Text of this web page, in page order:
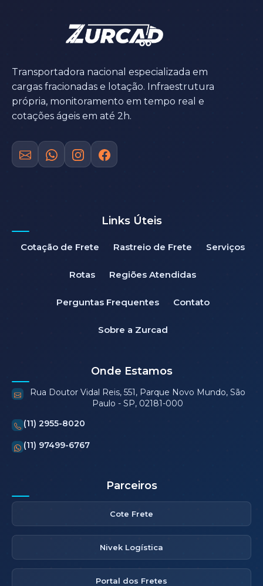
Transportadora nacional especializada em
cargas fracionadas e lotação. Infraestrutura
própria, monitoramento em tempo real e
cotações ágeis em até 2h.
Links Úteis
Cotação de Frete Rastreio de Frete Serviços
Rotas Regiões Atendidas
Perguntas Frequentes Contato
Sobre a Zurcad
Onde Estamos
Rua Doutor Vidal Reis, 551, Parque Novo Mundo, São
Paulo - SP, 02181-000
(11) 2955-8020
(11) 97499-6767
Parceiros
Cote Frete
Nivek Logística
Portal dos Fretes